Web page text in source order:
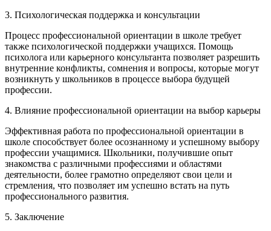
3. Психологическая поддержка и консультации
Процесс профессиональной ориентации в школе требует
также психологической поддержки учащихся. Помощь
психолога или карьерного консультанта позволяет разрешить
внутренние конфликты, сомнения и вопросы, которые могут
возникнуть у школьников в процессе выбора будущей
профессии.
4. Влияние профессиональной ориентации на выбор карьеры
Эффективная работа по профессиональной ориентации в
школе способствует более осознанному и успешному выбору
профессии учащимися. Школьники, получившие опыт
знакомства с различными профессиями и областями
деятельности, более грамотно определяют свои цели и
стремления, что позволяет им успешно встать на путь
профессионального развития.
5. Заключение